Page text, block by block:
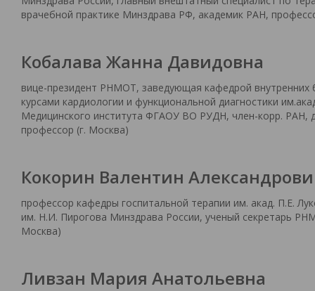
врачебной практике Минздрава РФ, академик РАН,
Кобалава Жанна Давидовна
вице-президент РНМОТ, заведующая кафедрой внутренних
курсами кардиологии и функциональной диагностики
Медицинского института ФГАОУ ВО РУДН, член-корр. РАН,
профессор (г. Москва)
Кокорин Валентин
профессор кафедры госпитальной терапии им. акад. П.Е.
им. Н.И. Пирогова Минздрава России, ученый секретарь
Москва)
Ливзан Мария Анатольевна